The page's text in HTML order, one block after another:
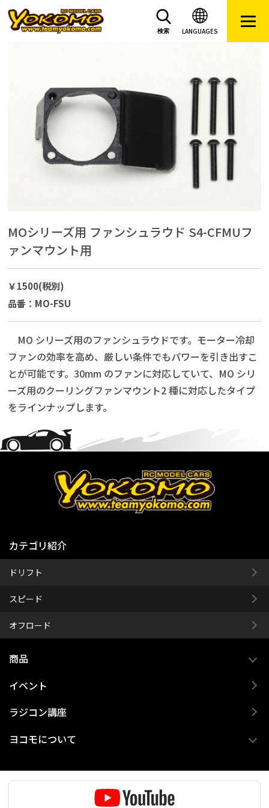
LANGUAGES
検索
MOシリーズ用 ファンシュラウド S4-CFMUフ
ァンマウント用
￥1500(税別)
品番：MO-FSU
MO シリーズ用のファンシュラウドです。モーター冷却
ファンの効率を高め、厳しい条件でもパワーを引き出すこ
とが可能です。30mm のファンに対応していて、MO シリ
ーズ用のクーリングファンマウント2 種に対応したタイプ
をラインナップします。
カテゴリ紹介
ドリフト
スピード
オフロード
商品
イベント
ラジコン講座
ヨコモについて